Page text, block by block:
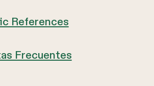
References
Frecuentes